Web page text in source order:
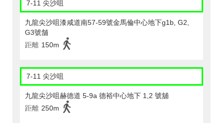
7-11 尖沙咀
九龍尖沙咀漆咸道南57-59號金馬倫中心地下g1b, G2,
G3號舗
距離 150m
7-11 尖沙咀
九龍尖沙咀赫德道 5-9a 德裕中心地下 1,2 號舖
距離 250m